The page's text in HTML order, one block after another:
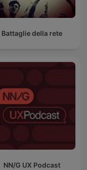
Battaglie della rete
NN/G UX Podcast